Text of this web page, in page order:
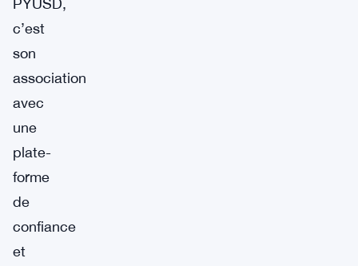
PYUSD,
c’est
son
association
avec
une
plate-
forme
de
confiance
et